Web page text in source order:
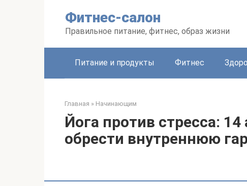
Фитнес-салон
Правильное питание, фитнес, образ жизни
Питание и продукты Фитнес
Главная » Начинающим
Йога против стресса:
обрести внутреннюю